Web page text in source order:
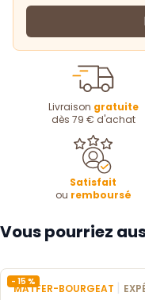
Livraison gratuite
dès 79 € d'achat
Satisfait
ou remboursé
Vous pourriez
- 15 %
MATFER-BOURGEAT |